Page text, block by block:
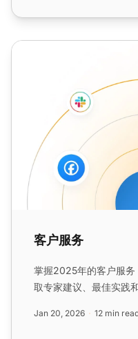
客户服务
客户服务
掌握2025年的客户服务
取专家建议、最佳实践
Jan 20, 2026 12 min